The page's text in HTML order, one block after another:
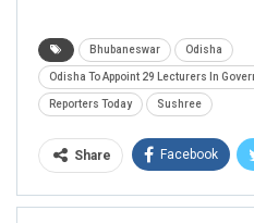
Bhubaneswar Odisha
Odisha To Appoint 29 Lecturers In
Reporters Today Sushree
Share Facebook